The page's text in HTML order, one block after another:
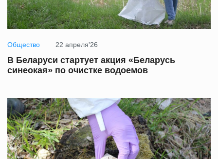
Общество 22 апреля'26
В Беларуси стартует акция «Беларусь
синеокая» по очистке водоемов